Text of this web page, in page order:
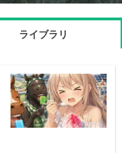
ライブラリ